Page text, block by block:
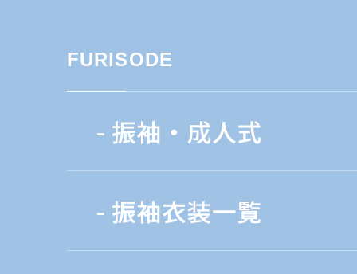
FURISODE